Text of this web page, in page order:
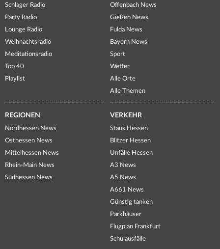
Schlager Radio
Party Radio
Lounge Radio
Weihnachtsradio
Meditationsradio
Top 40
Playlist
Offenbach News
Gießen News
Fulda News
Bayern News
Sport
Wetter
Alle Orte
Alle Themen
REGIONEN
Nordhessen News
Osthessen News
Mittelhessen News
Rhein-Main News
Südhessen News
VERKEHR
Staus Hessen
Blitzer Hessen
Unfälle Hessen
A3 News
A5 News
A661 News
Günstig tanken
Parkhäuser
Flugplan Frankfurt
Schulausfälle